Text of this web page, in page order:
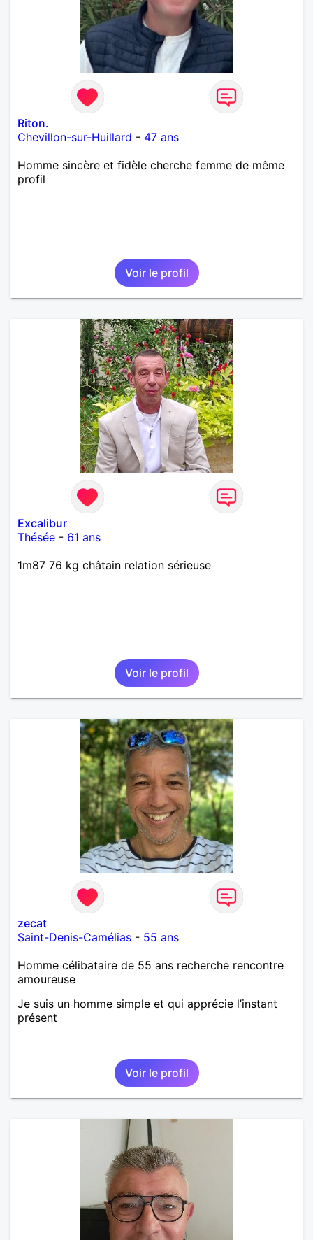
Riton.
Chevillon-sur-Huillard - 47 ans
Homme sincère et fidèle cherche femme de même
profil
Voir le profil
Excalibur
Thésée - 61 ans
1m87 76 kg châtain relation sérieuse
Voir le profil
zecat
Saint-Denis-Camélias - 55 ans
Homme célibataire de 55 ans recherche rencontre
amoureuse
Je suis un homme simple et qui apprécie l’instant
présent
Voir le profil